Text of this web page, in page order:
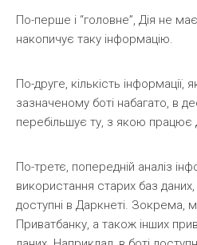
По-перше і “головне”, Дія не
накопичує таку інформацію.
По-друге, кількість інформації,
зазначеному боті набагато, в
перебільшує ту, з якою працює
По-третє, попередній аналіз
використання старих баз
доступні в Даркнеті. Зокрема,
Приватбанку, а також інших